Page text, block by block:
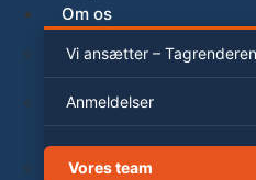
Om os
Vi ansætter –
Anmeldelser
Vores team